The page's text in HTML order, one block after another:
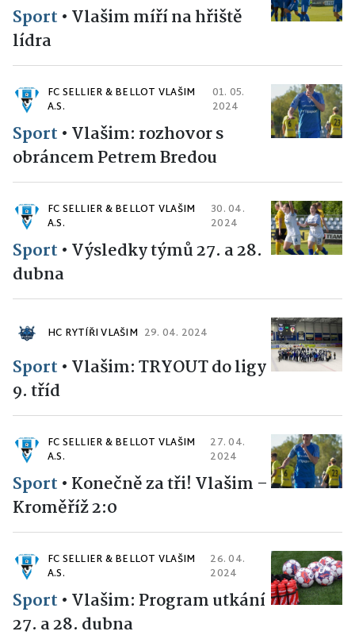
Sport • Vlašim míří na hřiště
lídra
FC SELLIER & BELLOT VLAŠIM
A.S.
01. 05.
2024
Sport • Vlašim: rozhovor s
obráncem Petrem Bredou
FC SELLIER & BELLOT VLAŠIM
A.S.
30. 04.
2024
Sport • Výsledky týmů 27. a 28.
dubna
HC RYTÍŘI VLAŠIM 29. 04. 2024
Sport • Vlašim: TRYOUT do ligy
9. tříd
FC SELLIER & BELLOT VLAŠIM
A.S.
27. 04.
2024
Sport • Konečně za tři! Vlašim –
Kroměříž 2:0
FC SELLIER & BELLOT VLAŠIM
A.S.
26. 04.
2024
Sport • Vlašim: Program utkání
27. a 28. dubna